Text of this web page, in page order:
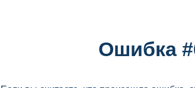
Ошибка